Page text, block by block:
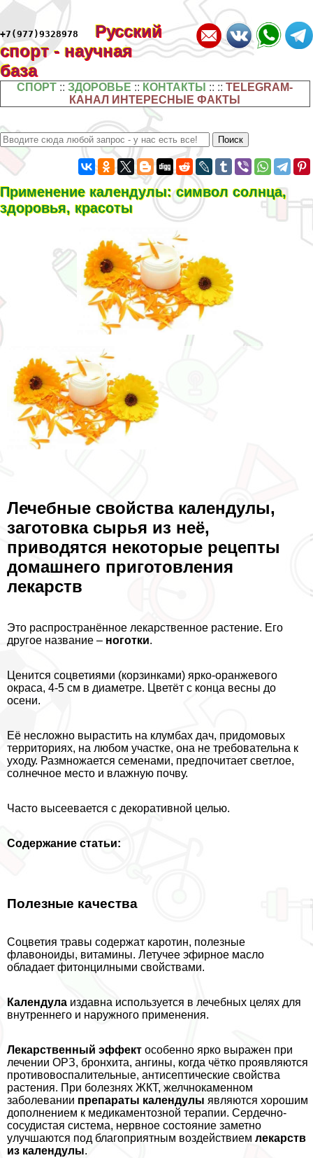
+7(977)9328978
Русский
спорт - научная
база
СПОРТ ::ЗДОРОВЬЕ :: КОНТАКТЫ :: ::TELEGRAM-
КАНАЛ ИНТЕРЕСНЫЕ ФАКТЫ
Применение календулы: символ солнца,
здоровья, красоты
Лечебные свойства календулы,
заготовка сырья из неё,
приводятся некоторые рецепты
домашнего приготовления
лекарств
Это распространённое лекарственное растение. Его
другое название – ноготки.
Ценится соцветиями (корзинками) ярко-оранжевого
окраса, 4-5 см в диаметре. Цветёт с конца весны до
осени.
Её несложно вырастить на клумбах дач, придомовых
территориях, на любом участке, она не требовательна к
уходу. Размножается семенами, предпочитает светлое,
солнечное место и влажную почву.
Часто высеевается с декоративной целью.
Содержание статьи:
Полезные качества
Соцветия травы содержат каротин, полезные
флавоноиды, витамины. Летучее эфирное масло
обладает фитонцилными свойствами.
Календула издавна используется в лечебных целях для
внутреннего и наружного применения.
Лекарственный эффект особенно ярко выражен при
лечении ОРЗ, бронхита, ангины, когда чётко проявляются
противовоспалительные, антисептические свойства
растения. При болезнях ЖКТ, желчнокаменном
заболевании препараты календулы являются хорошим
дополнением к медикаментозной терапии. Сердечно-
сосудистая система, нервное состояние заметно
улучшаются под благоприятным воздействием лекарств
из календулы.